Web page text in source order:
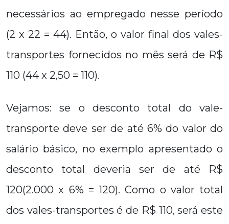
necessários ao empregado nesse período
(2 x 22 = 44). Então, o valor final dos vales-
transportes fornecidos no mês será de R$
110 (44 x 2,50 = 110).
Vejamos: se o desconto total do vale-
transporte deve ser de até 6% do valor do
salário básico, no exemplo apresentado o
desconto total deveria ser de até R$
120(2.000 x 6% = 120). Como o valor total
dos vales-transportes é de R$ 110, será este